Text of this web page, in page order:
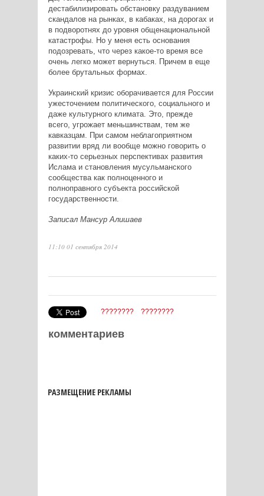
дестабилизировать обстановку раздуванием
скандалов на рынках, в кабаках, на дорогах и
в подворотнях до уровня общенациональной
катастрофы. Но у меня есть основания
подозревать, что через какое-то время все
очень легко может вернуться. Причем в еще
более брутальных формах.
Украинский кризис оборачивается для России
ужесточением политического, социального и
даже культурного климата. Это, прежде
всего, угрожает меньшинствам, тем же
кавказцам. При самом неблагоприятном
развитии вряд ли вообще можно говорить о
каких-то серьезных перспективах развития
Ислама и становления мусульманского
сообщества как полноценного и
полноправного субъекта российской
государственности.
Записал Мансур Алишаев
11:10 01 сентября 2014
???????? ????????
комментариев
РАЗМЕЩЕНИЕ РЕКЛАМЫ